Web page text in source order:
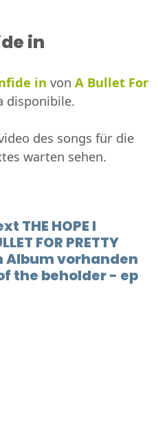
in
in von A Bullet For
disponibile.
des songs für die
warten sehen.
THE HOPE I
FOR PRETTY
Album vorhanden
the beholder - ep